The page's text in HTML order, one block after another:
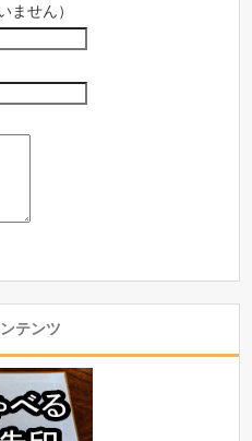
ません）
テンツ